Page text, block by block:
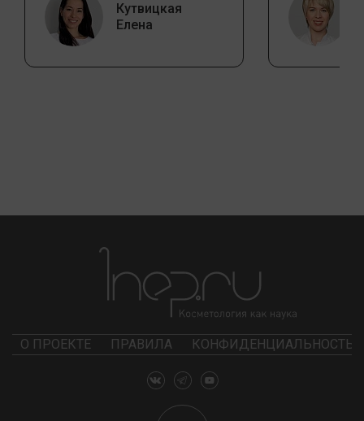
Кутвицкая
Елена
О ПРОЕКТЕ ПРАВИЛА КОНФИДЕНЦИАЛЬНОСТЬ